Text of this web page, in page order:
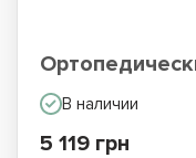
В наличии
5 119 грн